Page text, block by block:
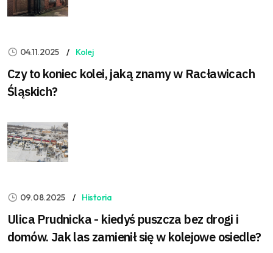
04.11.2025 Kolej
Czy to koniec kolei, jaką znamy w Racławicach
Śląskich?
09.08.2025 Historia
Ulica Prudnicka - kiedyś puszcza bez drogi i
domów. Jak las zamienił się w kolejowe osiedle?